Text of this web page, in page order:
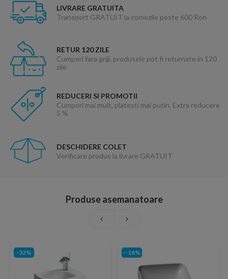
LIVRARE GRATUITA
Transport GRATUIT la comezile peste 600 Ron
RETUR 120 ZILE
Cumperi fara griji, produsele pot fi returnate in 120
zile
REDUCERI SI PROMOTII
Cumperi mai mult, platesti mai putin. Extra reducere
5 %
DESCHIDERE COLET
Verificare produs la livrare GRATUIT
Produse asemanatoare
-32% --16%